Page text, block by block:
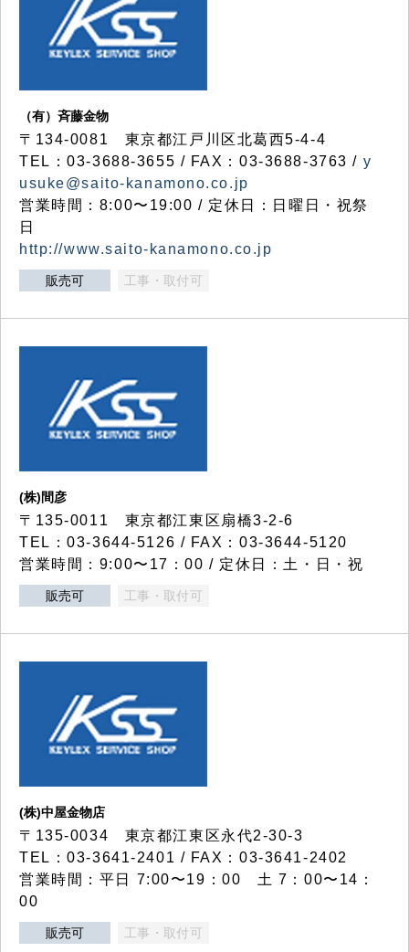
（有）斉藤金物
〒134-0081 東京都江戸川区北葛西5-4-4
TEL：03-3688-3655 / FAX：03-3688-3763 / y
usuke@saito-kanamono.co.jp
営業時間：8:00〜19:00 / 定休日：日曜日・祝祭
日
http://www.saito-kanamono.co.jp
販売可 工事・取付可
(株)間彦
〒135-0011 東京都江東区扇橋3-2-6
TEL：03-3644-5126 / FAX：03-3644-5120
営業時間：9:00〜17：00 / 定休日：土・日・祝
販売可 工事・取付可
(株)中屋金物店
〒135-0034 東京都江東区永代2-30-3
TEL：03-3641-2401 / FAX：03-3641-2402
営業時間：平日 7:00〜19：00 土 7：00〜14：
00
販売可 工事・取付可